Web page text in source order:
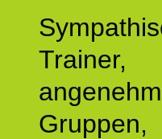
Trainer,
Gruppen,